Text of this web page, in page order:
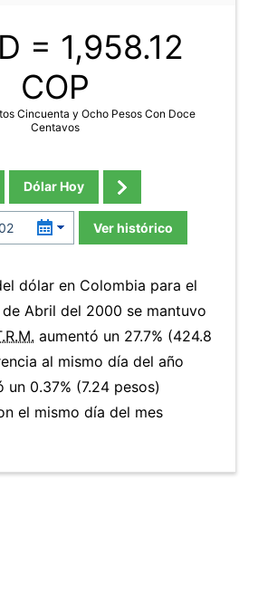
= 1,958.12
COP
Cincuenta y Ocho Pesos Con Doce
Centavos
Dólar Hoy
Ver histórico
dólar en Colombia para el
Abril del 2000 se mantuvo
aumentó un 27.7% (424.8
al mismo día del año
0.37% (7.24 pesos)
el mismo día del mes